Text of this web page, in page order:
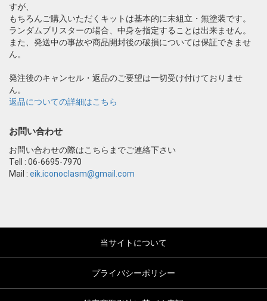
すが、
もちろんご購入いただくキットは基本的に未組立・無塗装です。
ランダムブリスターの場合、中身を指定することは出来ません。
また、発送中の事故や商品開封後の破損については保証できませ
ん。
発注後のキャンセル・返品のご要望は一切受け付けておりませ
ん。
返品についての詳細はこちら
お問い合わせ
お問い合わせの際はこちらまでご連絡下さい
Tell : 06-6695-7970
Mail : eik.iconoclasm@gmail.com
当サイトについて
プライバシーポリシー